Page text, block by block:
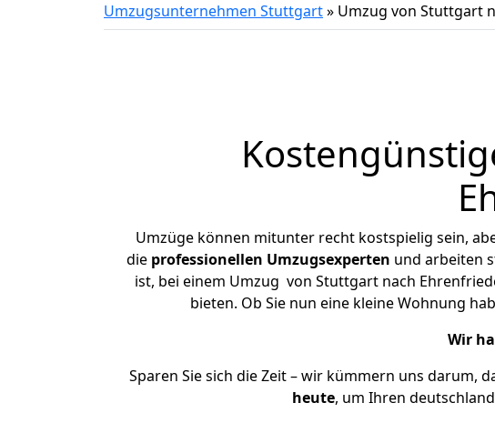
Umzugsunternehmen Stuttgart» Umzug von Stuttgart
Umzüge können mitunter recht kostspielig sein,
die professionellen Umzugsexperten und arbeiten
ist, bei einem Umzug von Stuttgart nach
bieten. Ob Sie nun eine kleine Wohnung
Wir
Sparen Sie sich die Zeit – wir kümmern uns darum,
heute, um Ihren